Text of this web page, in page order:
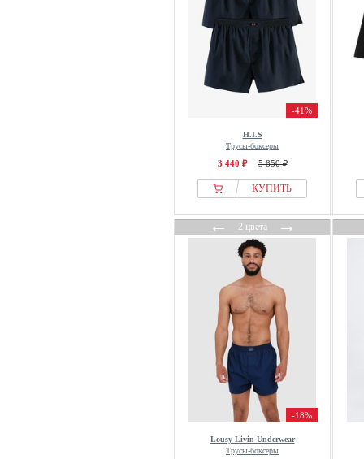
-41%
H.I.S
Трусы-боксеры
3 440 ₽ 5 850 ₽
КУПИТЬ
←2 цвета→
-18%
Lousy Livin Underwear
Трусы-боксеры